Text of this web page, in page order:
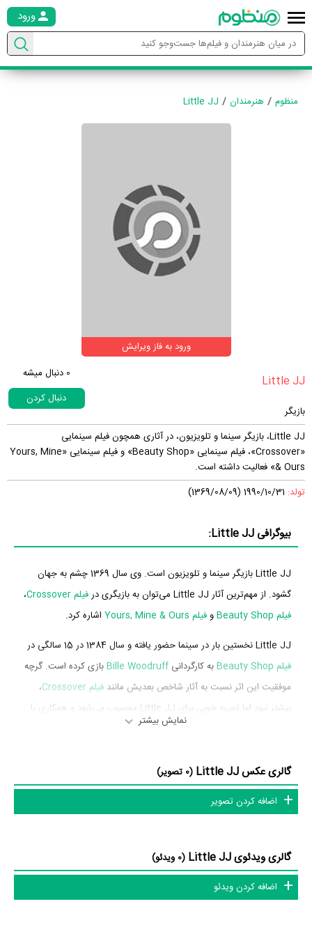
ورود
منظوم هنرمندان Little JJ
ورود به فاز ویرایش
0 دنبال میشه
دنبال کردن
بازیگر
Little JJ، بازیگر سینما و تلویزیون، در آثاری همچون فیلم سینمایی
«Crossover»، فیلم سینمایی «Beauty Shop» و فیلم سینمایی «Yours, Mine
& Ours» فعالیت داشته است.
تولد:
بیوگرافی Little JJ:
Little JJ بازیگر سینما و تلویزیون است. وی سال 1369 چشم به جهان
گشود. از مهم‌ترین آثار Little JJ می‌توان به بازیگری در
فیلم Crossover
،
فیلم Beauty Shop
وفیلم Yours, Mine & Ours
اشاره کرد.
Little JJ نخستین بار در سینما حضور یافته و سال 1384 در 15 سالگی در
فیلم Beauty Shop
به کارگردانی Bille Woodruffبازی کرده است. گرچه
موفقیت این اثر نسبت به آثار شاخص بعدیش مانند فیلم Crossover
،
بیشتر نبود اما تجربه خوبی برای Little JJ محسوب می‌شود و همکاری با
کویین لطیفه، آلیسیا سیلورستون
Little JJ در سال 1385 دوره‌ی پرتلاشی را در عرصه سینما و تلویزیون
شاید یکی از مهم‌ترین بخش‌های بیوگرافی Little JJ بازی در
فیلم
Crossoverبوده است. Little JJ سال 1385 در 16 سالگی در
نمایش بیشتر
گالری عکس Little JJ
(0 تصویر)
اضافه کردن تصویر
گالری ویدئوی Little JJ
(0 ویدئو)
اضافه کردن ویدئو